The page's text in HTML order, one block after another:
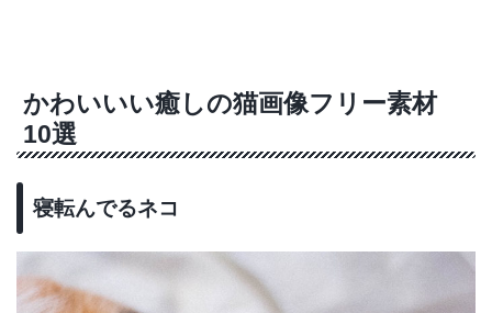
かわいいい癒しの猫画像フリー素材
10選
寝転んでるネコ